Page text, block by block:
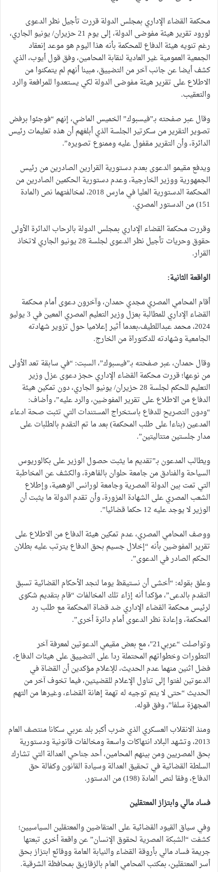
محكمة القضاء الإداري بمجلس الدولة قررت تأجيل نظر الدعوى
لورود تقرير هيئة مفوضى الدولة، إلى يوم 21 حزيران/ يونيو الجاري،
رغم تنويه هيئة الدفاع للمحكمة بأنه هذا اليوم هو موعد إنعقاد
الجمعية العمومية غير العادية لنقابة المحامين، وفق قول أيوب، الذي
كشف أيضا عن جانب آخر من التضييق، مبينا أنهم لم يتمكنوا من
الاطلاع على تقرير هيئة مفوضى الدولة لكي يستعدوا للمرافعة والرد
والتعقيب.
وقال عبر صفحته بـ”فيسبوك” الخميس الماضي، إنهم “فوجئوا برفض
تصوير التقرير من سكرتير الجلسة الذي أبلغهم أن هذه تعليمات رئيس
الدائرة، وأن التقرير مقفول عليه وممنوع تصويره”.
ويدفع مقيمو الدعوى بعدم دستورية القرارين الصادرين من رئيس
الجمهورية ووزير الخارجية، وعدم دستورية الحكمين الصادرين من
المحكمة الدستورية العليا في مارس 2018، لمخالفتهما نص (المادة
151) من الدستور المصري.
وقررت محكمة القضاء الإداري بمجلس الدولة بالرحاب الدائرة الأولى
حقوق وحريات تأجيل نظر الدعوى لجلسة 28 يونيو الجاري لاتخاذ
القرار.
الواقعة الثانية:
أقام المحامي المصري مجدي حمدان، وآخرون دعوى أمام محكمة
القضاء الإداري للمطالبة بعزل وزير التعليم المصري المعين في 3 يوليو
2024، محمد عبداللطيف،بعدما أثير إعلاميا حول تزوير شهادته
الجامعية وشهادته للدكتوراة من الخارج.
وقال حمدان، عبر صفحته بـ”فيسبوك”، السبت: “في سابقة تعد الأولى
من نوعها؛ قررت محكمة القضاء الإداري حجز دعوى عزل وزير
التعليم للحكم لجلسة 28 حزيران/ يونيو الجاري، دون تمكين هيئة
الدفاع من الاطلاع على تقرير المفوضين، والرد عليه”، وأضاف:
“ودون التصريح للدفاع باستخراج المستندات التي تثبت صحة ادعاء
المدعين (بناءا على طلب المحكمة) بعد ما تم التقدم بالطلبات على
مدار جلستين متتاليتين”.
ويطالب المدعون بـ”تقديم ما يثبت حصول الوزير على بكالوريوس
السياحة والفنادق من جامعة حلوان بالقاهرة، والكشف عن المخاطبة
التي تمت بين الدولة المصرية وجامعة لورانس الوهمية، وإطلاع
الشعب المصري على الشهادة المزورة، وأن تقدم الدولة ما يثبت أن
الوزير لا يوجد عليه 12 حكما قضائيا”.
ووصف المحامي المصري، عدم تمكين هيئة الدفاع من الاطلاع على
تقرير المفوضين بأنه “إخلال جسيم بحق الدفاع يترتب عليه بطلان
الحكم الصادر في الدعوى”.
وعلق بقوله: “أخشى أن نستيقظ يوما لنجد الأحكام القضائية تسبق
التقدم بالدعى”، مؤكدا أنه إزاء تلك المخالفات “قام بتقديم شكوى
لرئيس محكمة القضاء الإداري ضد قضاة المحكمة مع طلب رد
المحكمة، وإعادة نظر الدعوى أمام دائرة أخرى”.
وتواصلت “عربي21″، مع بعض مقيمي الدعوتين لمعرفة آخر
التطورات وخطواتهم المحتملة ردا على التضييق على هيئات الدفاع،
فضل اثنين منهما عدم الحديث، للإعلام مؤكدين أن القضاة في
الدعوتين لفتوا إلى تناول الإعلام للقضيتين، فيما تخوف آخر من
الحديث “حتى لا يتم توجيه له تهمة إهانة القضاء، وغيرها من التهم
المجهزة سلفا”، وفق قوله.
ومنذ الانقلاب العسكري الذي ضرب أكبر بلد عربي سكانا منتصف العام
2013، وتشهد البلاد انتهاكات واسعة ومخالفات قانونية ودستورية
بحق المصريين ومن بينهم المحامين، أحد جناحي العدالة التي تشارك
السلطة القضائية في تحقيق العدالة وسيادة القانون وكفالة حق
الدفاع، وفقا لنص المادة (198) من الدستور.
فساد مالي وابتزاز المعتقلين
وفي سياق القيود القضائية على المتقاضين والمعتقلين السياسيين؛
كشفت “الشبكة المصرية لحقوق الإنسان” عن واقعة أخرى تبعتها
جريمة فساد مالي بأروقة القضاء والنيابة العامة ووقائع ابتزاز بحق
أسر المعتقلين، بمكتب المحامي العام بالزقازيق بمحافظة الشرقية.